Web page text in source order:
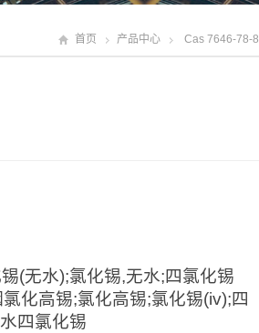
首页 产品中心 Cas 7646-78-8
(无水);氯化锡,无水;四氯化锡
化高锡;氯化高锡;氯化锡(iv);四
四氯化锡